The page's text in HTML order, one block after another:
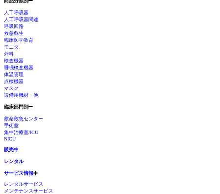
人工呼吸器
人工呼吸器関連
呼吸回路
救急蘇生
臨床医学教育
モニタ
外科
検査機器
睡眠検査機器
体温管理
点検機器
マスク
設備用機材・他
臨床部門別
救命救急センター
手術室
集中治療室/ICU
NICU
販売中
レンタル
サービス情報
レンタルサービス
メンテナンスサービス